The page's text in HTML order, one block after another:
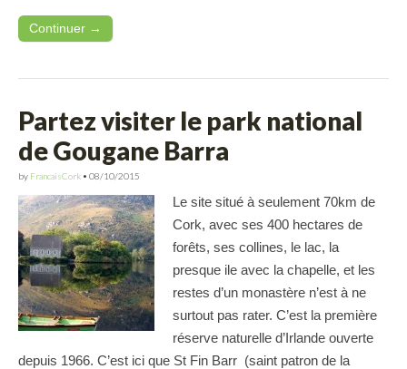
Continuer →
Partez visiter le park national
de Gougane Barra
by FrancaisCork • 08/10/2015
Le site situé à seulement 70km de
Cork, avec ses 400 hectares de
forêts, ses collines, le lac, la
presque ile avec la chapelle, et les
restes d’un monastère n’est à ne
surtout pas rater. C’est la première
réserve naturelle d’Irlande ouverte
depuis 1966. C’est ici que St Fin Barr (saint patron de la